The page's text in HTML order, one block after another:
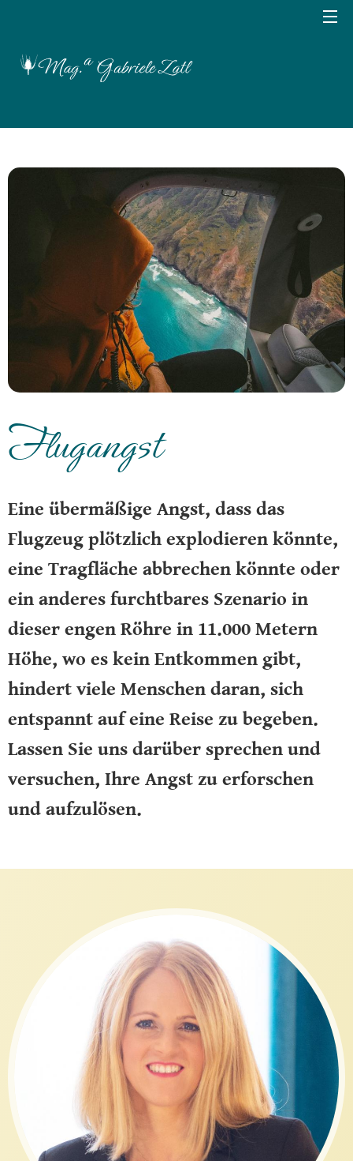
Flugangst
Eine übermäßige Angst, dass das
Flugzeug plötzlich explodieren könnte,
eine Tragfläche abbrechen könnte oder
ein anderes furchtbares Szenario in
dieser engen Röhre in 11.000 Metern
Höhe, wo es kein Entkommen gibt,
hindert viele Menschen daran, sich
entspannt auf eine Reise zu begeben.
Lassen Sie uns darüber sprechen und
versuchen, Ihre Angst zu erforschen
und aufzulösen.